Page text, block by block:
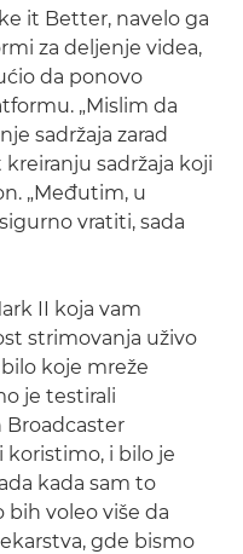
it Better, navelo ga
za deljenje videa,
da ponovo
„Mislim da
sadržaja zarad
sadržaja koji
„Međutim, u
vratiti, sada
II koja vam
strimovanja uživo
koje mreže
je testirali
Broadcaster
koristimo, i bilo je
kada sam to
bih voleo više da
gde bismo